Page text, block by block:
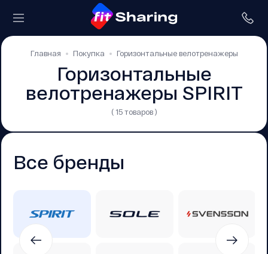
Главная Покупка Горизонтальные велотренажеры
Горизонтальные
велотренажеры SPIRIT
( 15 товаров )
Все бренды